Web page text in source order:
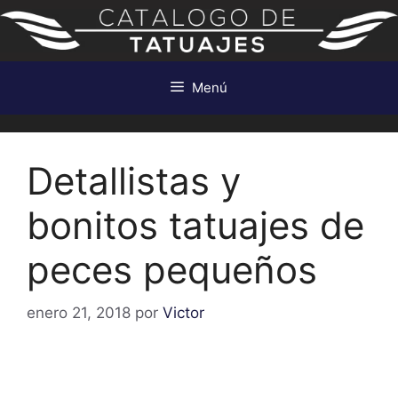
Saltar
contenido
Menú
Detallistas y
bonitos tatuajes de
peces pequeños
enero 21, 2018 por Victor